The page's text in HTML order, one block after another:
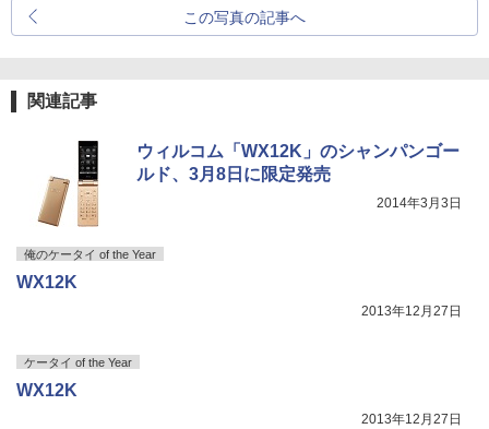
この写真の記事へ
関連記事
ウィルコム「WX12K」のシャンパンゴー
ルド、3月8日に限定発売
2014年3月3日
俺のケータイ of the Year
WX12K
2013年12月27日
ケータイ of the Year
WX12K
2013年12月27日